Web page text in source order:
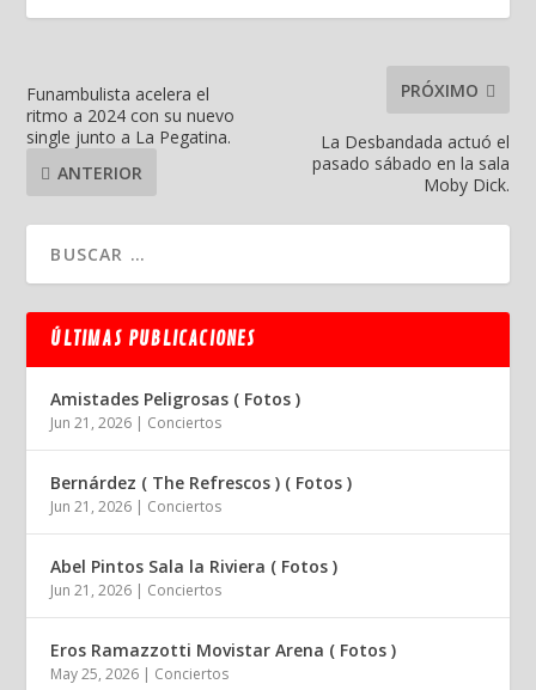
Funambulista acelera el
ritmo a 2024 con su nuevo
single junto a La Pegatina.
ANTERIOR
PRÓXIMO
La Desbandada actuó el
pasado sábado en la sala
Moby Dick.
ÚLTIMAS PUBLICACIONES
Amistades Peligrosas ( Fotos )
Jun 21, 2026 | Conciertos
Bernárdez ( The Refrescos ) ( Fotos )
Jun 21, 2026 | Conciertos
Abel Pintos Sala la Riviera ( Fotos )
Jun 21, 2026 | Conciertos
Eros Ramazzotti Movistar Arena ( Fotos )
May 25, 2026 | Conciertos